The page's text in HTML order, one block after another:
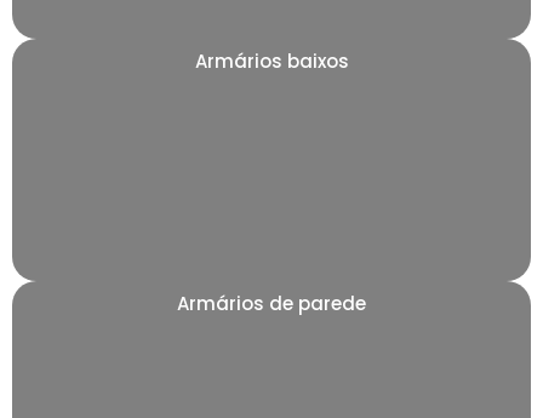
Armários baixos
Armários de parede